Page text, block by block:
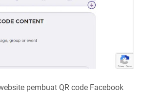
pembuat QR code Facebook